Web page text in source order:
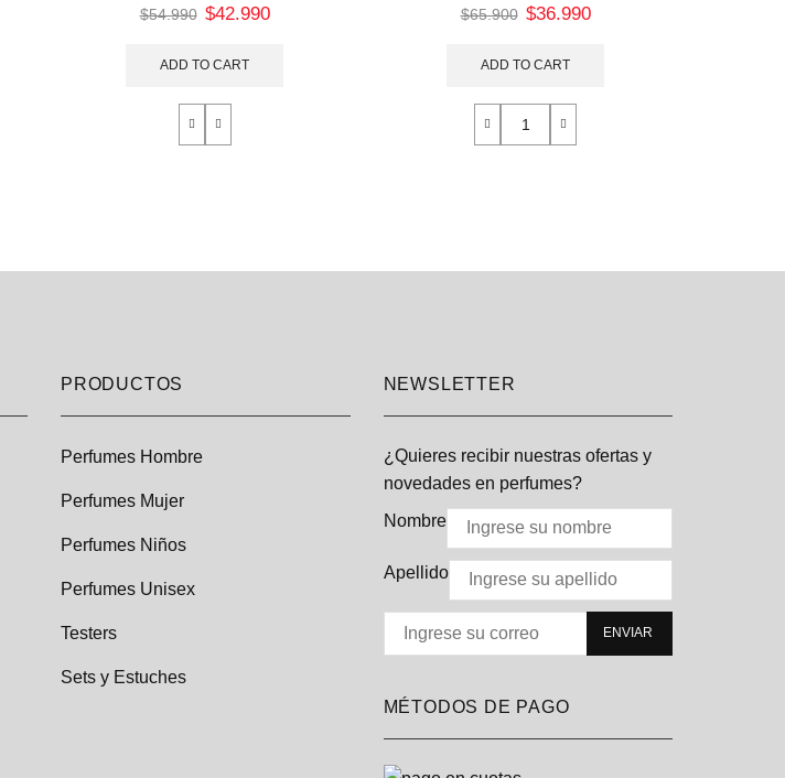
$54.990 $42.990
ADD TO CART
$65.900 $36.990
ADD TO CART
PRODUCTOS
Perfumes Hombre
Perfumes Mujer
Perfumes Niños
Perfumes Unisex
Testers
Sets y Estuches
NEWSLETTER
¿Quieres recibir nuestras ofertas y
novedades en perfumes?
Nombre
Apellido
MÉTODOS DE PAGO